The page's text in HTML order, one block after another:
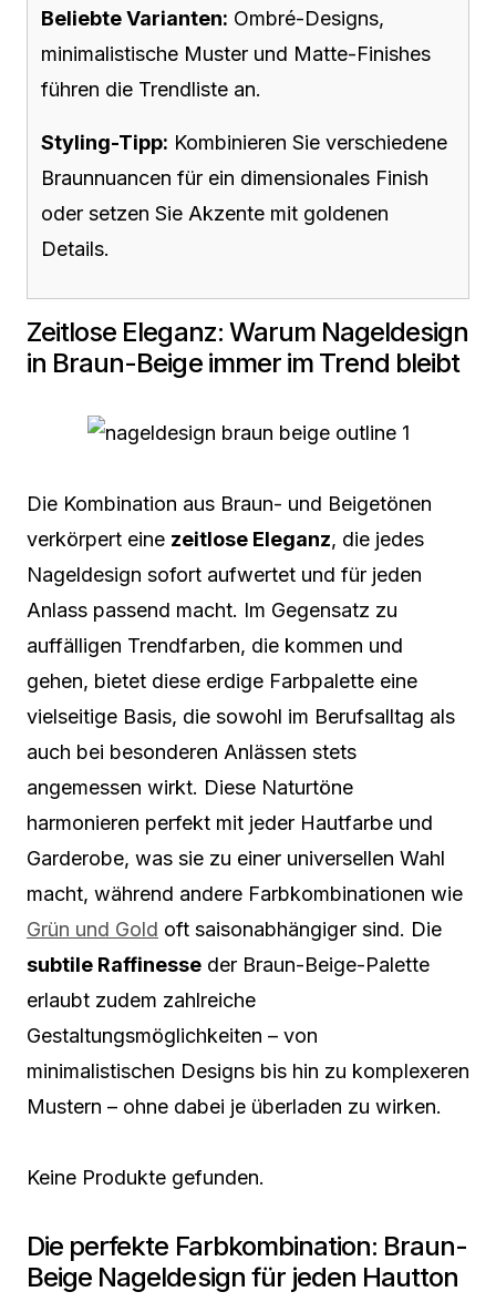
Beliebte Varianten: Ombré-Designs,
minimalistische Muster und Matte-Finishes
führen die Trendliste an.
Styling-Tipp: Kombinieren Sie verschiedene
Braunnuancen für ein dimensionales Finish
oder setzen Sie Akzente mit goldenen
Details.
Zeitlose Eleganz: Warum Nageldesign
in Braun-Beige immer im Trend bleibt
Die Kombination aus Braun- und Beigetönen
verkörpert eine zeitlose Eleganz, die jedes
Nageldesign sofort aufwertet und für jeden
Anlass passend macht. Im Gegensatz zu
auffälligen Trendfarben, die kommen und
gehen, bietet diese erdige Farbpalette eine
vielseitige Basis, die sowohl im Berufsalltag als
auch bei besonderen Anlässen stets
angemessen wirkt. Diese Naturtöne
harmonieren perfekt mit jeder Hautfarbe und
Garderobe, was sie zu einer universellen Wahl
macht, während andere Farbkombinationen wie
Grün und Gold oft saisonabhängiger sind. Die
subtile Raffinesse der Braun-Beige-Palette
erlaubt zudem zahlreiche
Gestaltungsmöglichkeiten – von
minimalistischen Designs bis hin zu komplexeren
Mustern – ohne dabei je überladen zu wirken.
Keine Produkte gefunden.
Die perfekte Farbkombination: Braun-
Beige Nageldesign für jeden Hautton